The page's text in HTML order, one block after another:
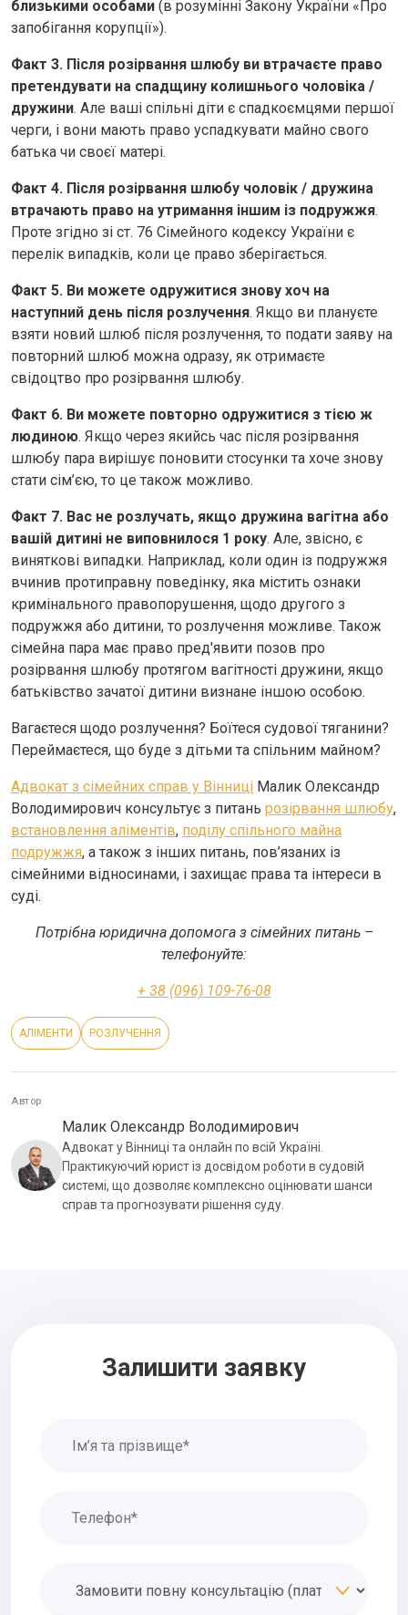
близькими особами (в розумінні Закону України «Про
запобігання корупції»).
Факт 3. Після розірвання шлюбу ви втрачаєте право
претендувати на спадщину колишнього чоловіка /
дружини. Але ваші спільні діти є спадкоємцями першої
черги, і вони мають право успадкувати майно свого
батька чи своєї матері.
Факт 4. Після розірвання шлюбу чоловік / дружина
втрачають право на утримання іншим із подружжя.
Проте згідно зі ст. 76 Сімейного кодексу України є
перелік випадків, коли це право зберігається.
Факт 5. Ви можете одружитися знову хоч на
наступний день після розлучення. Якщо ви плануєте
взяти новий шлюб після розлучення, то подати заяву на
повторний шлюб можна одразу, як отримаєте
свідоцтво про розірвання шлюбу.
Факт 6. Ви можете повторно одружитися з тією ж
людиною. Якщо через якийсь час після розірвання
шлюбу пара вирішує поновити стосунки та хоче знову
стати сім’єю, то це також можливо.
Факт 7. Вас не розлучать, якщо дружина вагітна або
вашій дитині не виповнилося 1 року. Але, звісно, є
виняткові випадки. Наприклад, коли один із подружжя
вчинив протиправну поведінку, яка містить ознаки
кримінального правопорушення, щодо другого з
подружжя або дитини, то розлучення можливе. Також
сімейна пара має право пред'явити позов про
розірвання шлюбу протягом вагітності дружини, якщо
батьківство зачатої дитини визнане іншою особою.
Вагаєтеся щодо розлучення? Боїтеся судової тяганини?
Переймаєтеся, що буде з дітьми та спільним майном?
Адвокат з сімейних справ у Вінниці Малик Олександр
Володимирович консультує з питань розірвання шлюбу,
встановлення аліментів, поділу спільного майна
подружжя, а також з інших питань, пов’язаних із
сімейними відносинами, і захищає права та інтереси в
суді.
Потрібна юридична допомога з сімейних питань –
телефонуйте:
+ 38 (096) 109-76-08
АЛІМЕНТИ РОЗЛУЧЕННЯ
Автор
Малик Олександр Володимирович
Адвокат у Вінниці та онлайн по всій Україні.
Практикуючий юрист із досвідом роботи в судовій
системі, що дозволяє комплексно оцінювати шанси
справ та прогнозувати рішення суду.
Залишити заявку